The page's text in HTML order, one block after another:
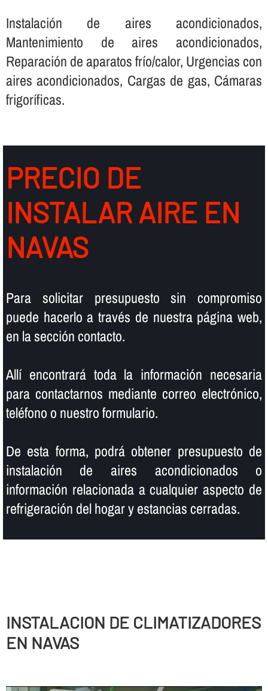
Instalación de aires acondicionados,
Mantenimiento de aires acondicionados,
Reparación de aparatos frí­o/calor, Urgencias con
aires acondicionados, Cargas de gas, Cámaras
frigorí­ficas.
PRECIO DE
INSTALAR AIRE EN
NAVAS
Para solicitar presupuesto sin compromiso
puede hacerlo a través de nuestra página web,
en la sección contacto.
Allí­ encontrará toda la información necesaria
para contactarnos mediante correo electrónico,
teléfono o nuestro formulario.
De esta forma, podrá obtener presupuesto de
instalación de aires acondicionados o
información relacionada a cualquier aspecto de
refrigeración del hogar y estancias cerradas.
INSTALACION DE CLIMATIZADORES
EN NAVAS